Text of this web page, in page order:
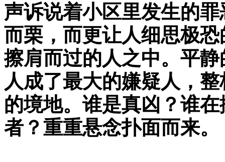
声诉说着小区里发生的
而栗，而更让人细思极
擦肩而过的人之中。平
人成了最大的嫌疑人，
的境地。谁是真凶？谁
者？重重悬念扑面而来。